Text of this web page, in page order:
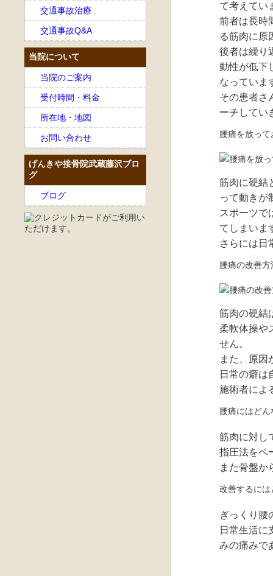
て考えてい
前者は長時
る筋肉に原
後者は繰り
動性が低下
なっていま
その患者さ
ーチしてい
腰痛を放っ
筋肉に硬結
って動きが
スポーツで
てしまいま
さらには日
腰痛の改善方
筋肉の硬結
柔軟体操や
せん。
また、原因
日常の癖は
施術者によ
腰痛にはど
筋肉に対し
指圧法をベ
また骨盤か
改善するに
ぎっくり腰
日常生活に
みの痛みで
交通事故治療
交通事故Q&A
当院について
当院のご案内
受付時間・料金
所在地・地図
お問い合わせ
げんきや接骨院武蔵藤沢ブロ
グ
ブログ